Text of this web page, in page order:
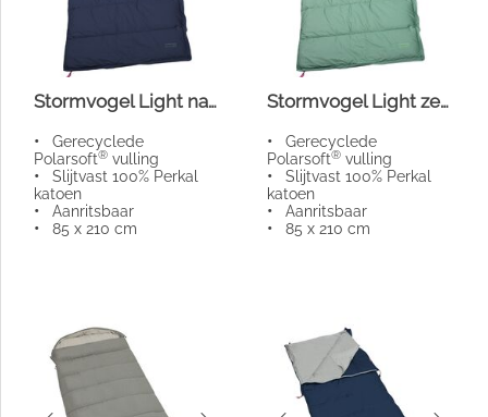
Stormvogel Light navy
• Gerecyclede
Polarsoft® vulling
• Slijtvast 100% Perkal
katoen
• Aanritsbaar
• 85 x 210 cm
Stormvogel Light zeegroen
• Gerecyclede
Polarsoft® vulling
• Slijtvast 100% Perkal
katoen
• Aanritsbaar
• 85 x 210 cm